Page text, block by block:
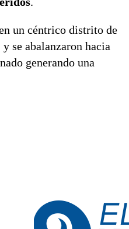
un céntrico distrito de
y se abalanzaron hacia
generando una